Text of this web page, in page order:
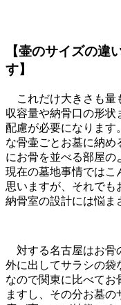
【壷のサイズの違
す】
これだけ大きさも量
収容量や納骨口の形
配慮が必要になります
な骨壷ごとお墓に納
にお骨を並べる部屋の
現在の墓地事情ではこ
思いますが、それで
納骨室の設計には悩ま
対する名古屋はお骨
外に出してサラシの袋
なので関東に比べてお
ますし、その分お墓